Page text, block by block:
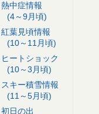
熱中症情報
(4～9月頃)
紅葉見頃情報
(10～11月頃)
ヒートショック
(10～3月頃)
スキー積雪情報
(11～5月頃)
初日の出